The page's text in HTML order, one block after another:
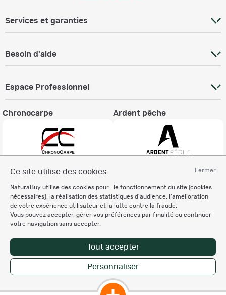
Fermer
Ce site utilise des cookies
NaturaBuy utilise des cookies pour : le fonctionnement du site (cookies
nécessaires), la réalisation des statistiques d'audience, l'amélioration
de votre expérience utilisateur et la lutte contre la fraude.
Vous pouvez accepter, gérer vos préférences par finalité ou continuer
votre navigation sans accepter.
Tout accepter
Personnaliser
Services et garanties
Besoin d'aide
Espace Professionnel
Chronocarpe Ardent pêche
Charte éthique
Mentions légales
Règlement & Conditions d'utilisation
Politique de protection
des données personnelles
Personnalisation des cookies
Copyright © 2007-2026 NaturaBuy. Tous droits réservés. N°CNIL: 1239459.
Les marques commerciales mentionnées appartiennent à leurs propriétaires
respectifs in 0.065 s